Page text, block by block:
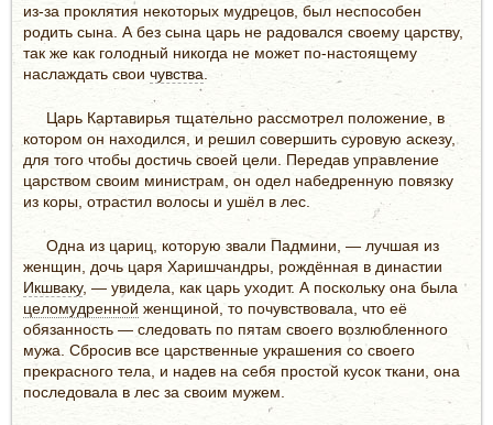
из-за проклятия некоторых мудрецов, был неспособен
родить сына. А без сына царь не радовался своему царству,
так же как голодный никогда не может по-настоящему
наслаждать свои чувства
Царь Картавирья тщательно рассмотрел положение, в
котором он находился, и решил совершить суровую аскезу,
для того чтобы достичь своей цели. Передав управление
царством своим министрам, он одел набедренную повязку
из коры, отрастил волосы и ушёл в лес.
Одна из цариц, которую звали Падмини, — лучшая из
женщин, дочь царя Харишчандры, рождённая в династии
Икшваку, — увидела, как царь уходит. А поскольку она была
целомудренной женщиной, то почувствовала, что её
обязанность — следовать по пятам своего возлюбленного
мужа. Сбросив все царственные украшения со своего
прекрасного тела, и надев на себя простой кусок ткани, она
последовала в лес за своим мужем.